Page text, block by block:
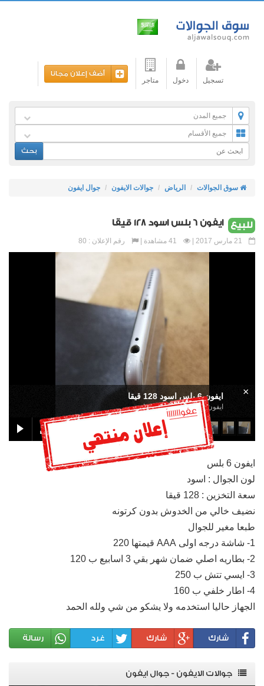
تسجيل دخول متاجر
أضف إعلان مجانا
جميع المدن
جميع الأقسام
بحث
سوق الجوالات الرياض جوالات الايفون جوال ايفون
للبيع ايفون 6 بلس اسود 128 قيقا
رقم الإعلان : 80
ايفون 6 بلس اسود 128 قيقا
ايفون 6 بلس اسود 128 قيقا
×
ايفون 6 بلس
لون الجوال : اسود
سعة التخزين : 128 قيقا
نضيف خالي من الخدوش بدون كرتونه
طبعا مغير للجوال
1- شاشة درجه اولى AAA قيمتها 220
2- بطاريه اصلي ضمان شهر بقي 3 اسابيع ب 120
3- ايسي تتش ب 250
4- اطار خلفي ب 160
الجهاز حاليا استخدمه ولا يشكو من شي ولله الحمد
شارك شارك غرد رسالة
جوالات الايفون - جوال ايفون